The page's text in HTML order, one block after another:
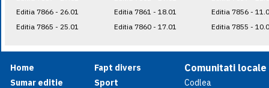
Editia 7866 - 26.01
Editia 7865 - 25.01
Editia 7861 - 18.01
Editia 7860 - 17.01
Editia 7856 -
Editia 7855 -
Home
Sumar editie
Fapt divers
Sport
Comunitati locale
Codlea